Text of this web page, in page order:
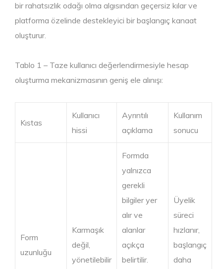
bir rahatsızlık odağı olma algısından geçersiz kılar ve
platforma özelinde destekleyici bir başlangıç kanaat
oluşturur.
Tablo 1 – Taze kullanıcı değerlendirmesiyle hesap
oluşturma mekanizmasının geniş ele alınışı:
Kıstas
Kullanıcı
hissi
Ayrıntılı
açıklama
Kullanım
sonucu
Form
uzunluğu
Karmaşık
değil,
yönetilebilir
Formda
yalnızca
gerekli
bilgiler yer
alır ve
alanlar
açıkça
belirtilir.
Üyelik
süreci
hızlanır,
başlangıç
daha